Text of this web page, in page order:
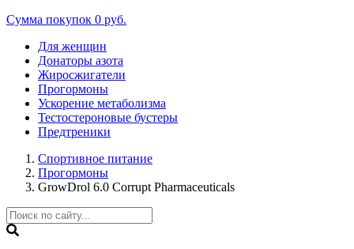
Сумма покупок 0 руб.
Для женщин
Донаторы азота
Жиросжигатели
Прогормоны
Ускорение метаболизма
Тестостероновые бустеры
Предтреники
Спортивное питание
Прогормоны
GrowDrol 6.0 Corrupt Pharmaceuticals